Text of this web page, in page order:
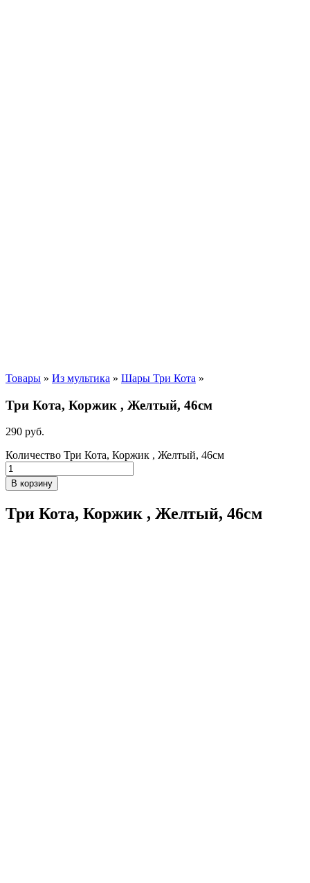
Товары » Из мультика » Шары Три Кота »
Три Кота, Коржик , Желтый, 46см
290 руб.
Количество Три Кота, Коржик , Желтый, 46см
В корзину
Три Кота, Коржик , Желтый, 46см